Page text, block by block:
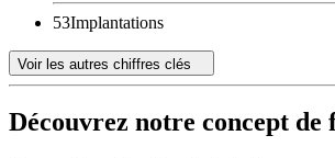
53Implantations
Voir les autres chiffres clés
Découvrez notre concept de